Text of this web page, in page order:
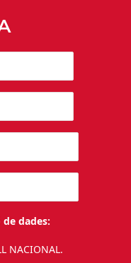
dades:
NACIONAL.